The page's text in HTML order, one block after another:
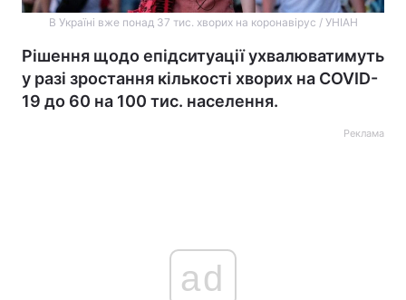
В Україні вже понад 37 тис. хворих на коронавірус / УНІАН
Рішення щодо епідситуації ухвалюватимуть
у разі зростання кількості хворих на COVID-
19 до 60 на 100 тис. населення.
Реклама
ad